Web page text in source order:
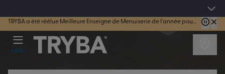
Les jours tentation : Jusqu'à -15% sur vos fenêtres, portes, volets et pergolas
MENU